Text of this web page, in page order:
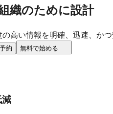
織のために設計
高い情報を明確、迅速、か
約 無料で始める